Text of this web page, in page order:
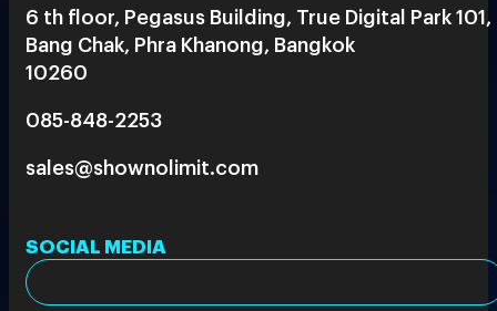
6 th floor, Pegasus Building, True Digital Park 101,
Bang Chak, Phra Khanong, Bangkok
10260
085-848-2253
sales@shownolimit.com
SOCIAL MEDIA